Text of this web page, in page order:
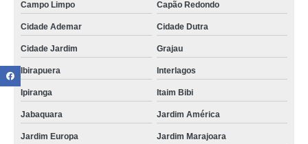
Campo Limpo Capão Redondo
Cidade Ademar Cidade Dutra
Cidade Jardim Grajau
Ibirapuera Interlagos
Ipiranga Itaim Bibi
Jabaquara Jardim América
Jardim Europa Jardim Marajoara